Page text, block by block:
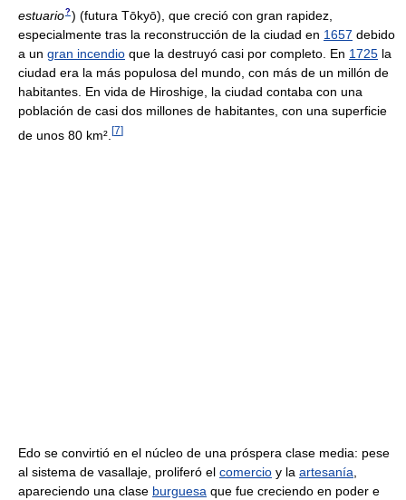
estuario? ) (futura Tōkyō), que creció con gran rapidez,
especialmente tras la reconstrucción de la ciudad en 1657 debido
a un gran incendio que la destruyó casi por completo. En 1725 la
ciudad era la más populosa del mundo, con más de un millón de
habitantes. En vida de Hiroshige, la ciudad contaba con una
población de casi dos millones de habitantes, con una superficie
de unos 80 km². [7]
Edo se convirtió en el núcleo de una próspera clase media: pese
al sistema de vasallaje, proliferó el comercio y la artesanía,
apareciendo una clase burguesa que fue creciendo en poder e